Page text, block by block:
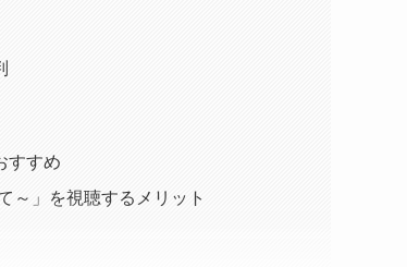
すすめ
～」を視聴するメリット